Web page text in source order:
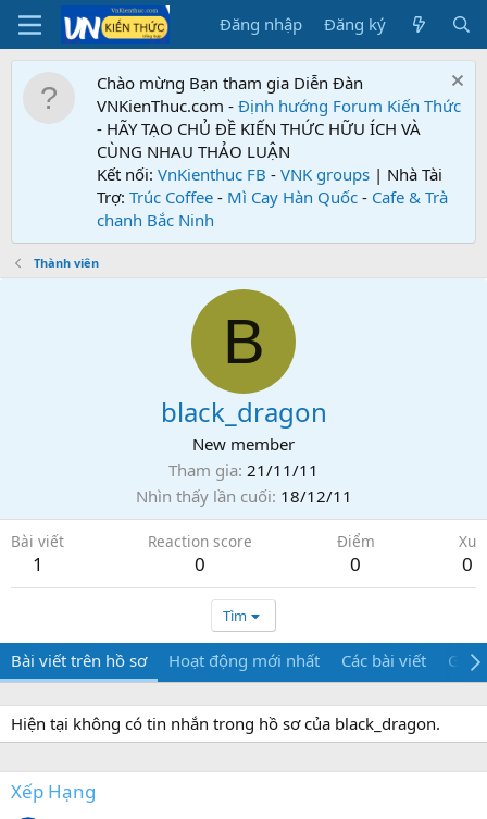
Đăng nhập Đăng ký
Chào mừng Bạn tham gia Diễn Đàn
VNKienThuc.com - Định hướng Forum Kiến Thức
- HÃY TẠO CHỦ ĐỀ KIẾN THỨC HỮU ÍCH VÀ
CÙNG NHAU THẢO LUẬN
Kết nối: VnKienthuc FB - VNK groups | Nhà Tài
Trợ: Trúc Coffee - Mì Cay Hàn Quốc - Cafe & Trà
chanh Bắc Ninh
Thành viên
B
black_dragon
New member
Tham gia 21/11/11
Nhìn thấy lần cuối 18/12/11
Bài viết
1
Reaction score
0
Điểm
0
Xu
0
Tìm
Bài viết trên hồ sơ Hoạt động mới nhất Các bài viết Giới
Hiện tại không có tin nhắn trong hồ sơ của black_dragon.
Xếp Hạng